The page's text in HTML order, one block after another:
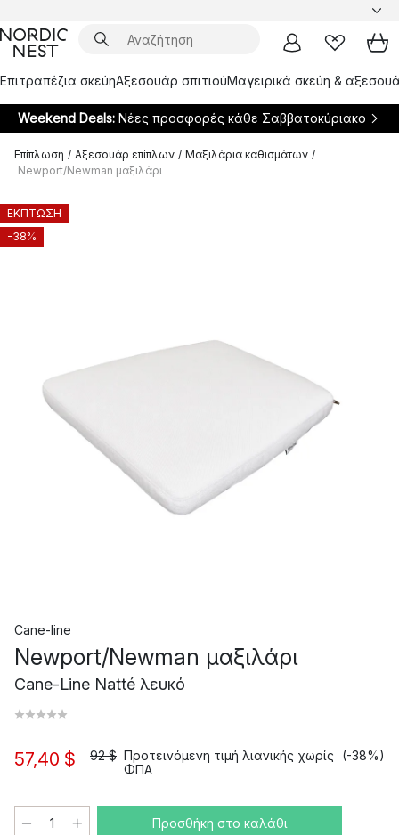
Επιτραπέζια σκεύηΑξεσουάρ σπιτιούΜαγειρικά σκεύη &
Weekend Deals: Νέες προσφορές κάθε Σαββατοκύριακο
Επίπλωση / Αξεσουάρ επίπλων / Μαξιλάρια καθισμάτων /
Newport/Newman μαξιλάρι
ΕΚΠΤΩΣΗ
-38%
Cane-line
Newport/Newman μαξιλάρι
Cane-Line Natté λευκό
57,40 $ 92 $ Προτεινόμενη τιμή λιανικής χωρίς
ΦΠΑ
(-38%)
Προσθήκη στο καλάθι